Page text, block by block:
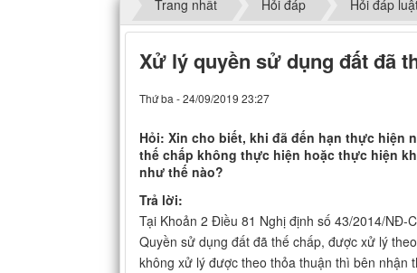
Trang nhất Hỏi đáp Hỏi đáp
Xử lý quyền sử dụng đất đã
Thứ ba - 24/09/2019 23:27
Hỏi: Xin cho biết, khi đã đến hạn thực hiện
thế chấp không thực hiện hoặc thực hiện
như thế nào?
Trả lời:
Tại Khoản 2 Điều 81 Nghị định số 43/2014/NĐ-
Quyền sử dụng đất đã thế chấp, được xử lý
không xử lý được theo thỏa thuận thì bên nhận